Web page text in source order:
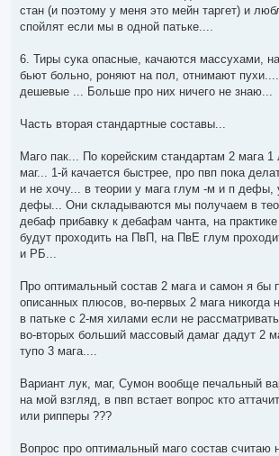
стан (и поэтому у меня это мейн таргет) и
спойлят если мы в одной патьке....
6. Тиры сука опасные, качаются массухами,
бьют больно, роняют на пол, отнимают
дешевые ... Больше про них ничего не знаю...
Часть вторая стандартные составы...
Маго пак... По корейским стандартам 2 мага 1
маг... 1-й качается быстрее, про пвп пока
и не хочу... в теории у мага глум -м и п дефы,
дефы... Они складываются мы получаем в
дебаф прибавку к дебафам чанта, на практике
будут проходить на ПвП, на ПвЕ глум
и РБ...
Про оптимальный состав 2 мага и самон я бы
описанных плюсов, во-первых 2 мага никогда
в патьке с 2-мя хилами если не рассматривать
во-вторых больший массовый дамаг дадут 2
тупо 3 мага....
Вариант лук, маг, Сумон вообще печальный
на мой взгляд, в пвп встает вопрос кто
или рипперы ???
Вопрос про оптимальный маго состав считаю